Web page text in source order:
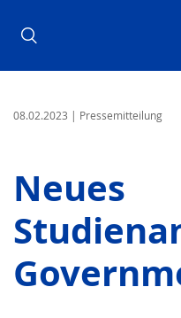
08.02.2023 | Pressemitteilung
Neues